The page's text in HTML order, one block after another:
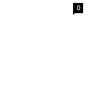
0